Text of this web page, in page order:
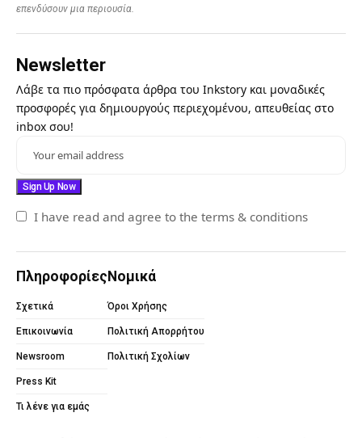
επενδύσουν μια περιουσία.
Newsletter
Λάβε τα πιο πρόσφατα άρθρα του Inkstory και μοναδικές
προσφορές για δημιουργούς περιεχομένου, απευθείας στο
inbox σου!
I have read and agree to the terms & conditions
Πληροφορίες
Σχετικά
Επικοινωνία
Newsroom
Press Kit
Τι λένε για εμάς
Νομικά
Όροι Χρήσης
Πολιτική Απορρήτου
Πολιτική Σχολίων